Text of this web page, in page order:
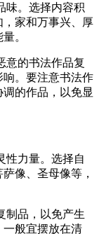
味。选择内容积
家和万事兴、厚
。
意的书法作品复
。要注意书法作
的作品，以免显
性力量。选择自
像、圣母像等，
制品，以免产生
般宜摆放在清